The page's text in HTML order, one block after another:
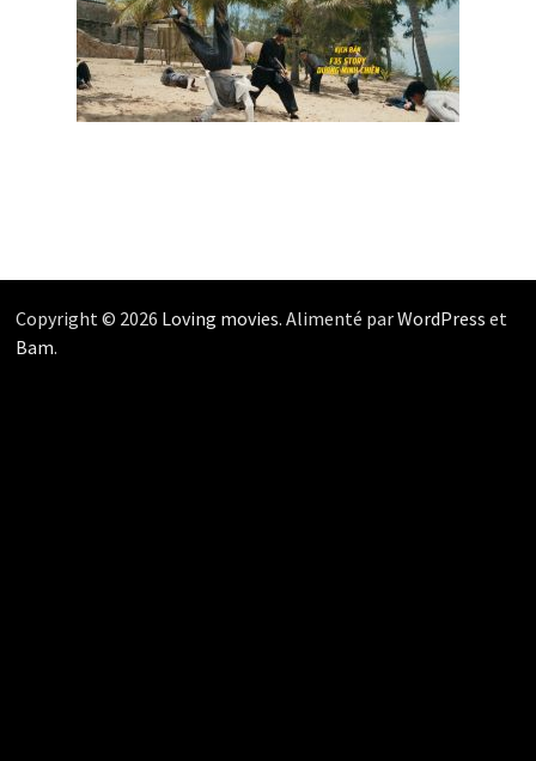
Copyright © 2026 Loving movies. Alimenté parWordPress et
Bam.